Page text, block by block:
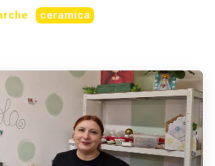
ceramica